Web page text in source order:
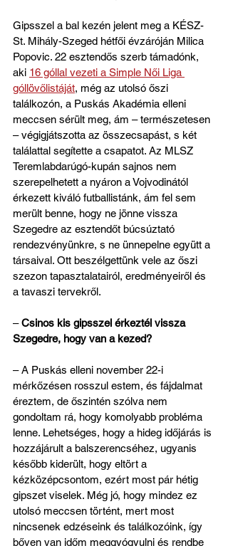
Gipsszel a bal kezén jelent meg a KÉSZ-
St. Mihály-Szeged hétfői évzáróján Milica
Popovic. 22 esztendős szerb támadónk,
aki 16 góllal vezeti a Simple Női Liga
góllövőlistáját, még az utolsó őszi
találkozón, a Puskás Akadémia elleni
meccsen sérült meg, ám – természetesen
– végigjátszotta az összecsapást, s két
találattal segítette a csapatot. Az MLSZ
Teremlabdarúgó-kupán sajnos nem
szerepelhetett a nyáron a Vojvodinától
érkezett kiváló futballistánk, ám fel sem
merült benne, hogy ne jönne vissza
Szegedre az esztendőt búcsúztató
rendezvényünkre, s ne ünnepelne együtt a
társaival. Ott beszélgettünk vele az őszi
szezon tapasztalatairól, eredményeiről és
a tavaszi tervekről.
– Csinos kis gipsszel érkeztél vissza
Szegedre, hogy van a kezed?
– A Puskás elleni november 22-i
mérkőzésen rosszul estem, és fájdalmat
éreztem, de őszintén szólva nem
gondoltam rá, hogy komolyabb probléma
lenne. Lehetséges, hogy a hideg időjárás is
hozzájárult a balszerencséhez, ugyanis
később kiderült, hogy eltört a
kézközépcsontom, ezért most pár hétig
gipszet viselek. Még jó, hogy mindez ez
utolsó meccsen történt, mert most
nincsenek edzéseink és találkozóink, így
bőven van időm meggyógyulni és rendbe